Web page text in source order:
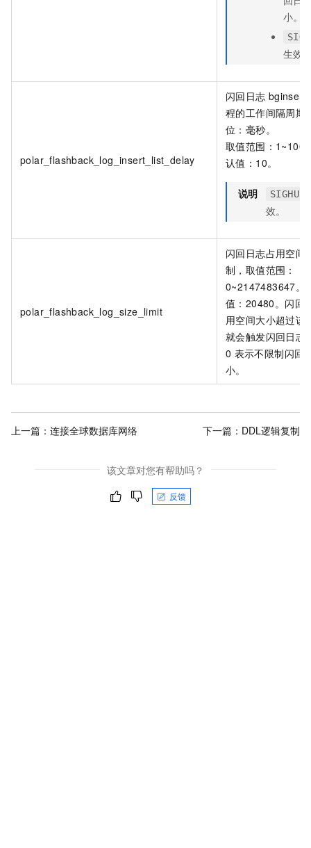
小。
生效
polar_flashback_log_insert_list_delay
闪回日志
程的工作间隔周期
位：毫秒。
取值范围：
认值：10。
说明 SIGHUP
效。
polar_flashback_log_size_limit
闪回日志占用空间
制，取值范围：
0~2147483647。
值：20480。闪回
用空间大小超过该
就会触发闪回日志
0 表示不限制闪回
小。
上一篇： 连接全球数据库网络 下一篇： DDL逻辑复制
该文章对您有帮助吗？
反馈